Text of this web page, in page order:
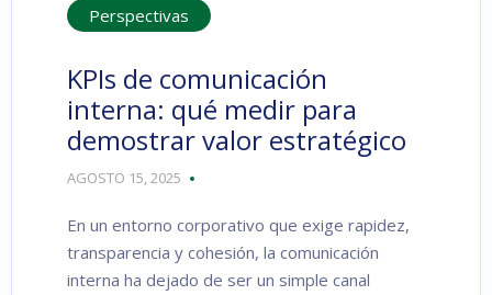
Perspectivas
KPIs de comunicación
interna: qué medir para
demostrar valor estratégico
AGOSTO 15, 2025
En un entorno corporativo que exige rapidez,
transparencia y cohesión, la comunicación
interna ha dejado de ser un simple canal